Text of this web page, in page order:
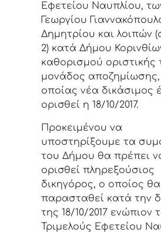
Εφετείου Ναυπλίου,
Γεωργίου
Δημητρίου και λοιπών
2) κατά Δήμου
καθορισμού οριστικής
μονάδος αποζημίωσης,
οποίας νέα δικάσιμος
ορισθεί η 18/10/2017.
Προκειμένου να
υποστηρίξουμε τα
του Δήμου θα πρέπει
ορισθεί πληρεξούσιος
δικηγόρος, ο οποίος θα
παρασταθεί κατά την
της 18/10/2017 ενώπιον
Τριμελούς Εφετείου